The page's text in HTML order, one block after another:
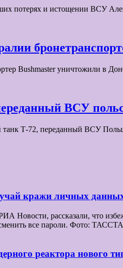
потерях и истощении ВСУ
Bushmaster уничтожили в
ВСУ
танк Т-72, переданный ВСУ
кражи личных
Новости, рассказали, что
сменить все пароли. Фото:
реактора нового